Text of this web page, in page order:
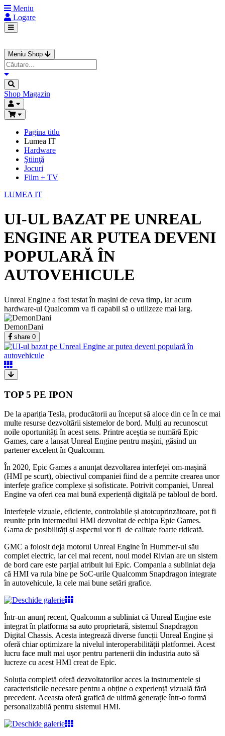
Meniu
Logare
Meniu Shop
Shop Magazin
Pagina titlu
Lumea IT
Hardware
Ştiinţă
Jocuri
Film + TV
LUMEA IT
UI-UL BAZAT PE UNREAL
ENGINE AR PUTEA DEVENI
POPULARĂ ÎN
AUTOVEHICULE
Unreal Engine a fost testat în mașini de ceva timp, iar acum
hardware-ul Qualcomm va fi capabil să o utilizeze mai larg.
DemonDani
share 0
TOP 5 PE IPON
De la apariția Tesla, producătorii au început să aloce din ce în ce mai
multe resurse dezvoltării sistemelor de bord. Mulți au recunoscut
noile oportunități în acest sens. Printre aceștia se numără Epic
Games, care a lansat Unreal Engine pentru mașini, găsind un
partener excelent în Qualcomm.
În 2020, Epic Games a anunțat dezvoltarea interfeței om-mașină
(HMI pe scurt), obiectivul companiei fiind de a permite crearea unor
interfețe grafice complexe și sofisticate. Potrivit companiei, Unreal
Engine va oferi cea mai bună experiență digitală pe tabloul de bord.
Interfețele vizuale, eficiente, controlabile și atotcuprinzătoare, pot fi
reunite prin intermediul HMI dezvoltat de echipa Epic Games.
Gama de posibilități și aspectul vor fi de calitate foarte ridicată.
GMC a folosit deja motorul Unreal Engine în Hummer-ul său
complet electric, iar cel mai recent, noul model Rivian are un sistem
de bord care este parțial atribuit lui Epic. Compania a subliniat deja
că HMI va rula bine pe SoC-urile Qualcomm Snapdragon integrate
în autovehicule, la cele mai bune setări grafice.
Într-un anunț recent, Qualcomm a subliniat că Unreal Engine este
integrat în platforma sa auto proprietară, sistemul Snapdragon
Digital Chassis. Acesta integrează diverse funcții Unreal Engine și
oferă chiar optimizare la nivelul interoperabilității platformei. Acest
lucru face mult mai ușor pentru partenerii din industria auto să
lucreze cu acest HMI creat de Epic.
Soluția completă oferă dezvoltatorilor acces la instrumentele și
caracteristicile necesare pentru a obține o experiență vizuală fără
precedent. Aceasta oferă grafică de ultimă generație într-o formă
personalizabilă pentru sistemul HMI.